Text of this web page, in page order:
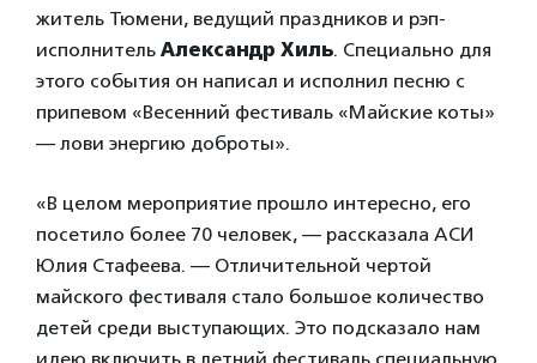
житель Тюмени, ведущий праздников и рэп-
исполнитель Александр Хиль. Специально для
этого события он написал и исполнил песню с
припевом «Весенний фестиваль «Майские коты»
— лови энергию доброты».
«В целом мероприятие прошло интересно, его
посетило более 70 человек, — рассказала АСИ
Юлия Стафеева. — Отличительной чертой
майского фестиваля стало большое количество
детей среди выступающих. Это подсказало нам